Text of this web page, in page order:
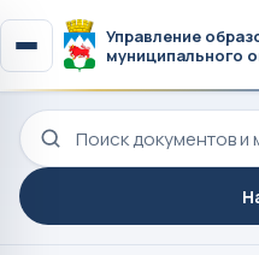
Управление
муниципального
Поиск по сайту